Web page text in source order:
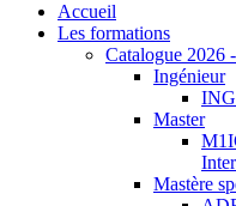
Accueil
Les formations
Catalogue 2026
Ingénieur
Master
Mastère